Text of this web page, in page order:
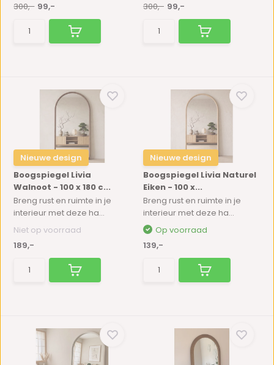
300,- 99,-
300,- 99,-
Nieuwe design
Boogspiegel Livia
Walnoot - 100 x 180 c...
Breng rust en ruimte in je
interieur met deze ha...
Niet op voorraad
189,-
Nieuwe design
Boogspiegel Livia Naturel
Eiken - 100 x...
Breng rust en ruimte in je
interieur met deze ha...
Op voorraad
139,-